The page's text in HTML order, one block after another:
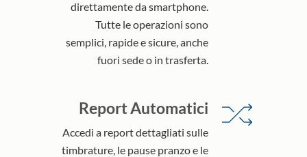
direttamente da smartphone.
Tutte le operazioni sono
semplici, rapide e sicure, anche
fuori sede o in trasferta.
Report Automatici
Accedi a report dettagliati sulle
timbrature, le pause pranzo e le